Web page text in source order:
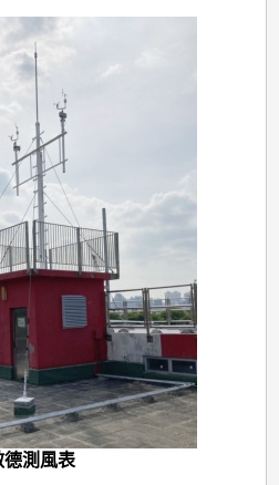
德測風表